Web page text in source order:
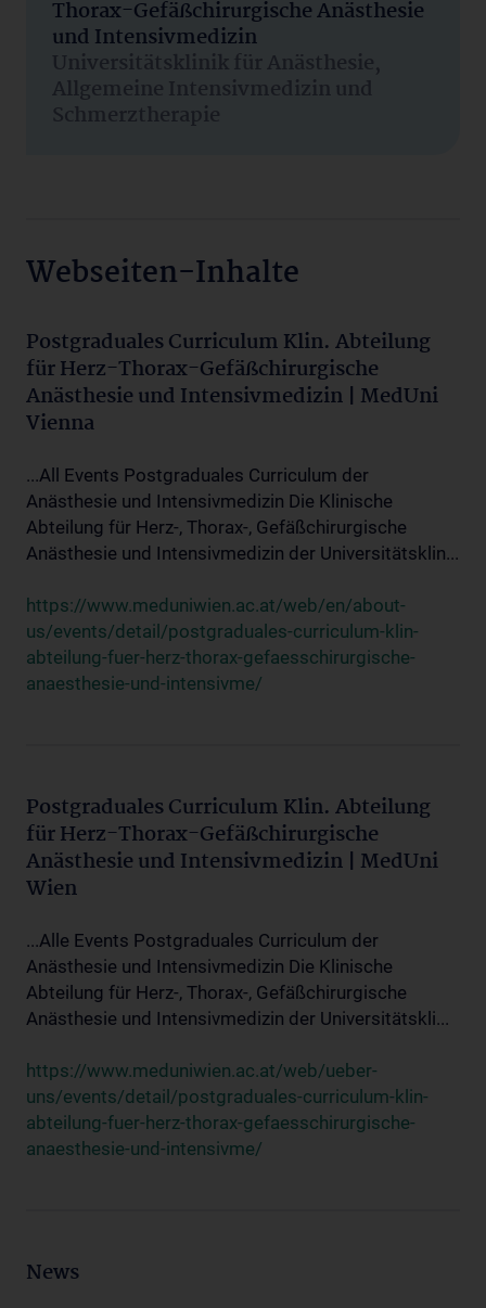
Thorax-Gefäßchirurgische Anästhesie
und Intensivmedizin
Universitätsklinik für Anästhesie,
Allgemeine Intensivmedizin und
Schmerztherapie
Webseiten-Inhalte
Postgraduales Curriculum Klin. Abteilung
für Herz-Thorax-Gefäßchirurgische
Anästhesie und Intensivmedizin | MedUni
Vienna
...All Events Postgraduales Curriculum der
Anästhesie und Intensivmedizin Die Klinische
Abteilung für Herz-, Thorax-, Gefäßchirurgische
Anästhesie und Intensivmedizin der Universitätsklin...
https://www.meduniwien.ac.at/web/en/about-
us/events/detail/postgraduales-curriculum-klin-
abteilung-fuer-herz-thorax-gefaesschirurgische-
anaesthesie-und-intensivme/
Postgraduales Curriculum Klin. Abteilung
für Herz-Thorax-Gefäßchirurgische
Anästhesie und Intensivmedizin | MedUni
Wien
...Alle Events Postgraduales Curriculum der
Anästhesie und Intensivmedizin Die Klinische
Abteilung für Herz-, Thorax-, Gefäßchirurgische
Anästhesie und Intensivmedizin der Universitätskli...
https://www.meduniwien.ac.at/web/ueber-
uns/events/detail/postgraduales-curriculum-klin-
abteilung-fuer-herz-thorax-gefaesschirurgische-
anaesthesie-und-intensivme/
News